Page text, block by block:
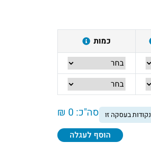
כמות
סה"כ: 0 ₪ נקודות בעסקה זו
הוסף לעגלה